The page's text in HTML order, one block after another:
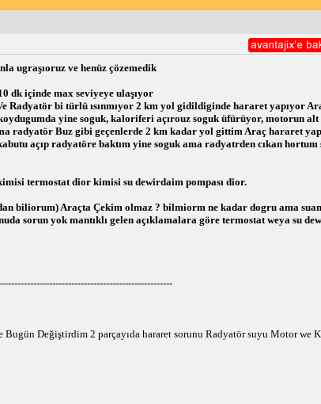
ugraşıoruz ve henüz çözemedik
dk içinde max seviyeye ulaşıyor
Radyatör bi türlü ısınmıyor 2 km yol gidildiginde hararet yapıyor
yine soguk, kaloriferi açırouz soguk üfürüyor, motorun alt
radyatör Buz gibi geçenlerde 2 km kadar yol gittim Araç hararet
açıp radyatöre baktım yine soguk ama radyatrden cıkan hortum
termostat dior kimisi su dewirdaim pompası dior.
biliorum) Araçta Çekim olmaz ? bilmiorm ne kadar dogru ama
sorun yok mantıklı gelen açıklamalara göre termostat weya su
Bugün Değiştirdim 2 parçayıda hararet sorunu Radyatör suyu Motor we